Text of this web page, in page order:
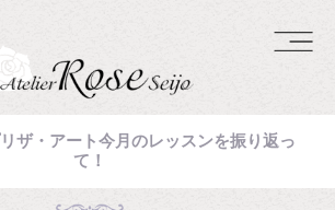
ザ・アート今月のレッスンを振り返っ
て！